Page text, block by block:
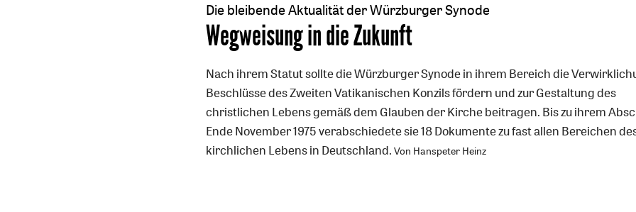
Die bleibende Aktualität der Würzburger Synode
:
Wegweisung in die Zukunft
Nach ihrem Statut sollte die Würzburger Synode in ihrem Bereich die
Beschlüsse des Zweiten Vatikanischen Konzils fördern und zur Gestaltung des
christlichen Lebens gemäß dem Glauben der Kirche beitragen. Bis zu ihrem
Ende November 1975 verabschiedete sie 18 Dokumente zu fast allen Bereichen
kirchlichen Lebens in Deutschland. Von Hanspeter Heinz